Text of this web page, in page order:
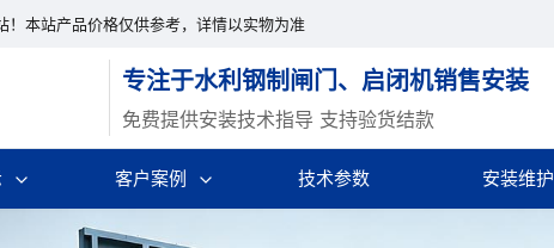
！本站产品价格仅供参考，详情以实物为准
专注于水利钢制闸门、启闭机销售安装
免费提供安装技术指导 支持验货结款
客户案例 技术参数 安装维护